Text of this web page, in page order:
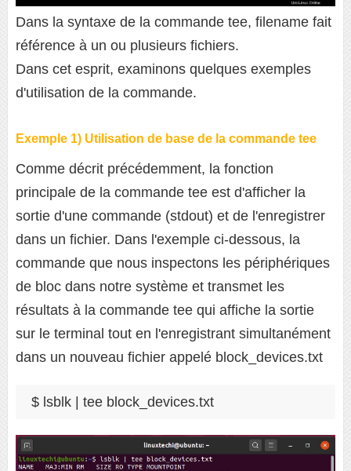
Dans la syntaxe de la commande tee, filename fait
référence à un ou plusieurs fichiers.
Dans cet esprit, examinons quelques exemples
d'utilisation de la commande.
Exemple 1) Utilisation de base de la commande tee
Comme décrit précédemment, la fonction
principale de la commande tee est d'afficher la
sortie d'une commande (stdout) et de l'enregistrer
dans un fichier. Dans l'exemple ci-dessous, la
commande que nous inspectons les périphériques
de bloc dans notre système et transmet les
résultats à la commande tee qui affiche la sortie
sur le terminal tout en l'enregistrant simultanément
dans un nouveau fichier appelé block_devices.txt
$ lsblk | tee block_devices.txt